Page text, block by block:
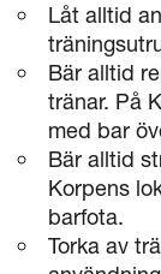
Låt alltid
Bär alltid
tränar. På
med bar
Bär alltid
Korpens
barfota.
Torka av